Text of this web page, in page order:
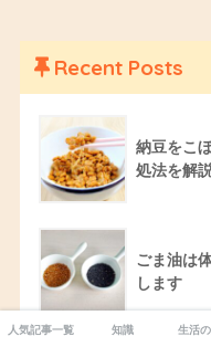
Recent Posts
納豆をこ
処法を解
ごま油は
します
人気記事一覧 知識 生活